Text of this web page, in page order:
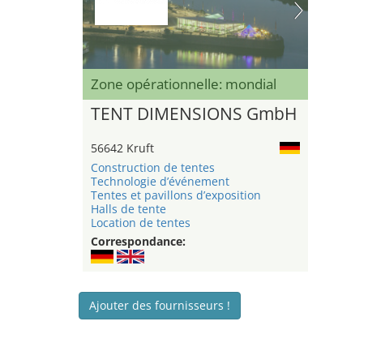
Zone opérationnelle: mondial
TENT DIMENSIONS GmbH
56642 Kruft
Construction de tentes
Technologie d’événement
Tentes et pavillons d’exposition
Halls de tente
Location de tentes
Correspondance:
Ajouter des fournisseurs !